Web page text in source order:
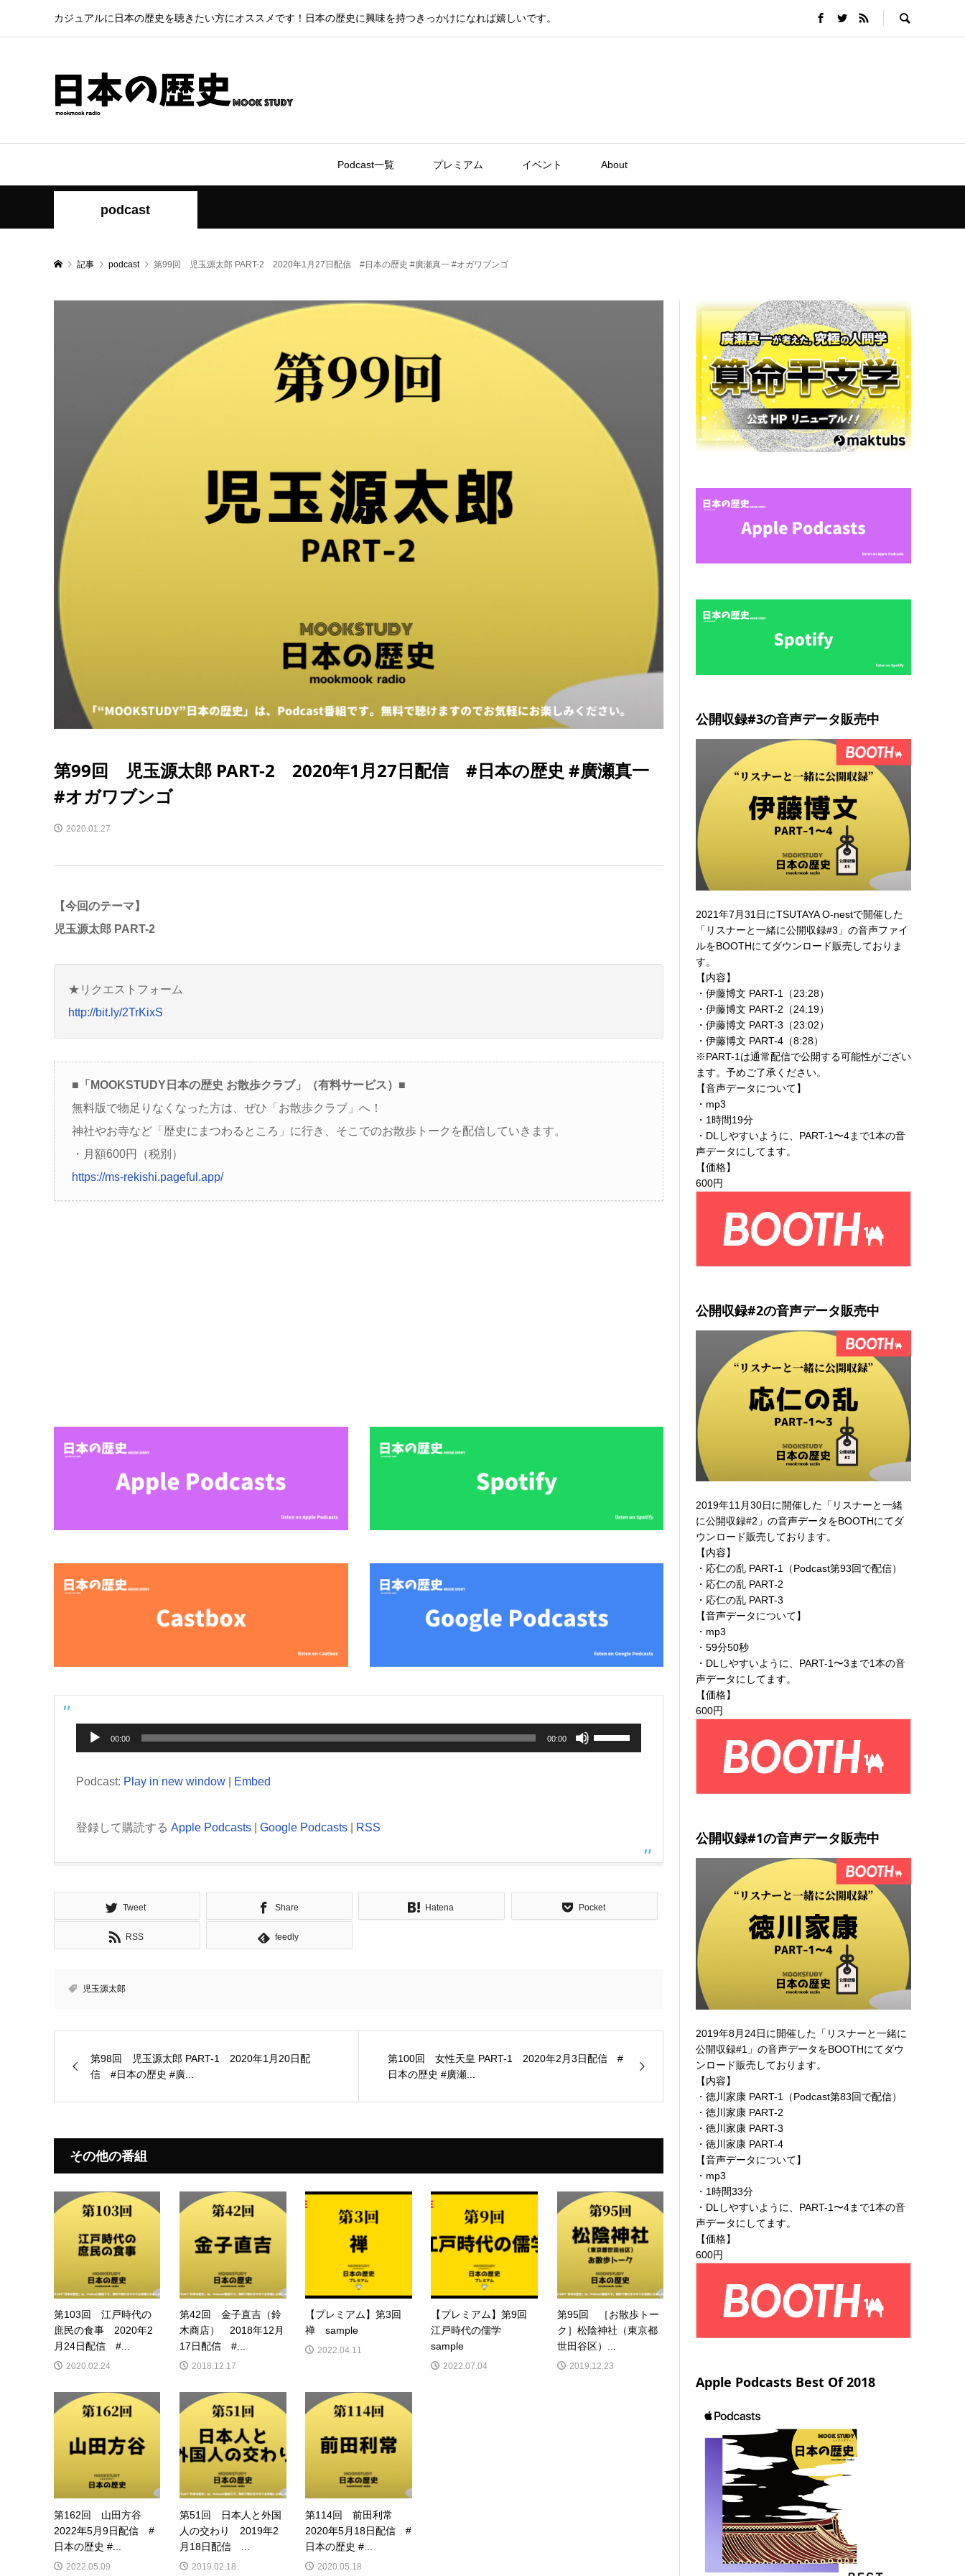
カジュアルに日本の歴史を聴きたい方にオススメです！日本の歴史に興味を持つきっかけになれば嬉しいです。
Podcast一覧 プレミアム イベント About
podcast
記事 podcast 第99回 児玉源太郎 PART-2 2020年1月27日配信 #日本の歴史 #廣瀬真一 #オガワブンゴ
第99回 児玉源太郎 PART-2 2020年1月27日配信 #日本の歴史 #廣瀬真一
#オガワブンゴ
2020.01.27
【今回のテーマ】
児玉源太郎 PART-2
★リクエストフォーム
http://bit.ly/2TrKixS
■「MOOKSTUDY日本の歴史 お散歩クラブ」（有料サービス）■
無料版で物足りなくなった方は、ぜひ「お散歩クラブ」へ！
神社やお寺など「歴史にまつわるところ」に行き、そこでのお散歩トークを配信していきます。
・月額600円（税別）
https://ms-rekishi.pageful.app/
プ
ー
00:00 00:00
ボ
に
は
キ
ー
使
く
だ
さ
い。
Podcast: Play in new window| Embed
登録して購読する Apple Podcasts| Google Podcasts| RSS
Tweet Share Hatena Pocket
RSS feedly
児玉源太郎
第98回 児玉源太郎 PART-1 2020年1月20日配
信 #日本の歴史 #廣...
第100回 女性天皇 PART-1 2020年2月3日配信 #
日本の歴史 #廣瀬...
その他の番組
第103回 江戸時代の
庶民の食事 2020年2
月24日配信 #...
2020.02.24
第42回 金子直吉（鈴
木商店） 2018年12月
17日配信 #...
2018.12.17
【プレミアム】第3回
禅 sample
2022.04.11
【プレミアム】第9回
江戸時代の儒学
sample
2022.07.04
第95回 ［お散歩トー
ク］松陰神社（東京都
世田谷区）...
2019.12.23
第162回 山田方谷
2022年5月9日配信 #
日本の歴史 #...
2022.05.09
第51回 日本人と外国
人の交わり 2019年2
月18日配信 ...
2019.02.18
第114回 前田利常
2020年5月18日配信 #
日本の歴史 #...
2020.05.18
公開収録#3の音声データ販売中
2021年7月31日にTSUTAYA O-nestで開催した
「リスナーと一緒に公開収録#3」の音声ファイ
ルをBOOTHにてダウンロード販売 しておりま
す。
【内容】
・伊藤博文 PART-1（23:28）
・伊藤博文 PART-2（24:19）
・伊藤博文 PART-3（23:02）
・伊藤博文 PART-4（8:28）
※PART-1は通常配信で公開する可能性がござい
ます。予めご了承ください。
【音声データについて】
・mp3
・1時間19分
・DLしやすいように、PART-1〜4まで1本の音
声データにしてます。
【価格】
600円
公開収録#2の音声データ販売中
2019年11月30日に開催した「リスナーと一緒
に公開収録#2」の音声データをBOOTHにてダ
ウンロード販売 しております。
【内容】
・応仁の乱 PART-1（Podcast第93回で配信）
・応仁の乱 PART-2
・応仁の乱 PART-3
【音声データについて】
・mp3
・59分50秒
・DLしやすいように、PART-1〜3まで1本の音
声データにしてます。
【価格】
600円
公開収録#1の音声データ販売中
2019年8月24日に開催した「リスナーと一緒に
公開収録#1」の音声データをBOOTHにてダウ
ンロード販売 しております。
【内容】
・徳川家康 PART-1（Podcast第83回で配信）
・徳川家康 PART-2
・徳川家康 PART-3
・徳川家康 PART-4
【音声データについて】
・mp3
・1時間33分
・DLしやすいように、PART-1〜4まで1本の音
声データにしてます。
【価格】
600円
Apple Podcasts Best Of 2018